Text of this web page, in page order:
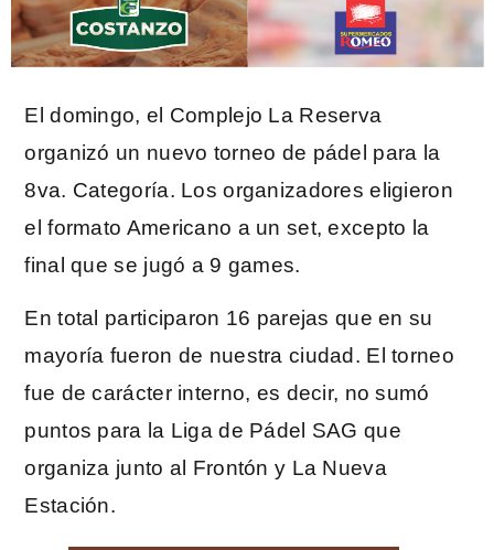
El domingo, el Complejo La Reserva
organizó un nuevo torneo de pádel para la
8va. Categoría. Los organizadores eligieron
el formato Americano a un set, excepto la
final que se jugó a 9 games.
En total participaron 16 parejas que en su
mayoría fueron de nuestra ciudad. El torneo
fue de carácter interno, es decir, no sumó
puntos para la Liga de Pádel SAG que
organiza junto al Frontón y La Nueva
Estación.